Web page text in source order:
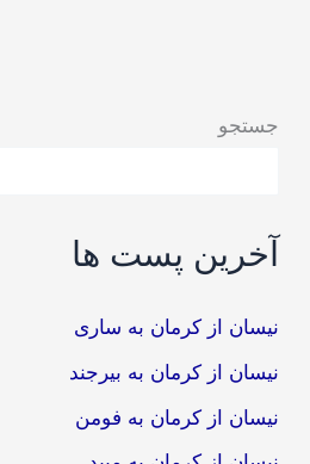
جستجو
آخرین پست ها
نیسان از کرمان به ساری
نیسان از کرمان به بیرجند
نیسان از کرمان به فومن